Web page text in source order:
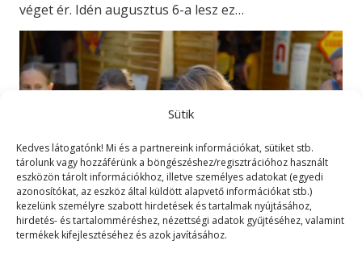
Sütik
Kedves látogatónk! Mi és a partnereink információkat, sütiket stb.
tárolunk vagy hozzáférünk a böngészéshez/regisztrációhoz használt
eszközön tárolt információkhoz, illetve személyes adatokat (egyedi
azonosítókat, az eszköz által küldött alapvető információkat stb.)
kezelünk személyre szabott hirdetések és tartalmak nyújtásához,
hirdetés- és tartalomméréshez, nézettségi adatok gyűjtéséhez, valamint
termékek kifejlesztéséhez és azok javításához.
véget ér. Idén augusztus 6-a lesz ez…